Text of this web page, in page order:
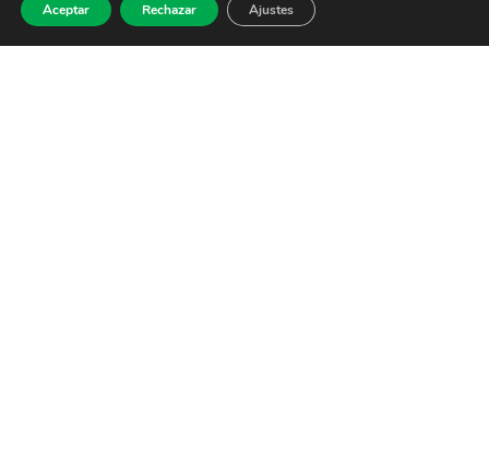
Aceptar Rechazar Ajustes